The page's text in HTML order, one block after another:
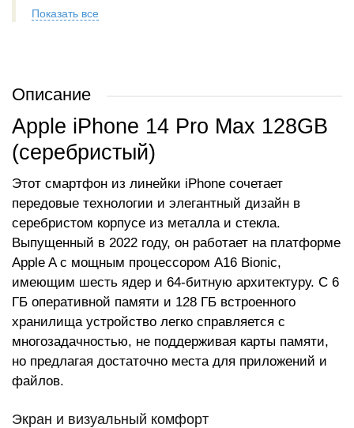
Показать все
Описание
Apple iPhone 14 Pro Max 128GB
(серебристый)
Этот смартфон из линейки iPhone сочетает
передовые технологии и элегантный дизайн в
серебристом корпусе из металла и стекла.
Выпущенный в 2022 году, он работает на платформе
Apple A с мощным процессором A16 Bionic,
имеющим шесть ядер и 64-битную архитектуру. С 6
ГБ оперативной памяти и 128 ГБ встроенного
хранилища устройство легко справляется с
многозадачностью, не поддерживая карты памяти,
но предлагая достаточно места для приложений и
файлов.
Экран и визуальный комфорт